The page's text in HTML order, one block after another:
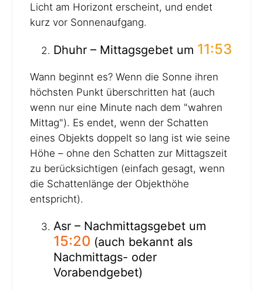
Licht am Horizont erscheint, und endet
kurz vor Sonnenaufgang.
Dhuhr – Mittagsgebet um 11:53
Wann beginnt es? Wenn die Sonne ihren
höchsten Punkt überschritten hat (auch
wenn nur eine Minute nach dem "wahren
Mittag"). Es endet, wenn der Schatten
eines Objekts doppelt so lang ist wie seine
Höhe – ohne den Schatten zur Mittagszeit
zu berücksichtigen (einfach gesagt, wenn
die Schattenlänge der Objekthöhe
entspricht).
Asr – Nachmittagsgebet um
15:20 (auch bekannt als
Nachmittags- oder
Vorabendgebet)